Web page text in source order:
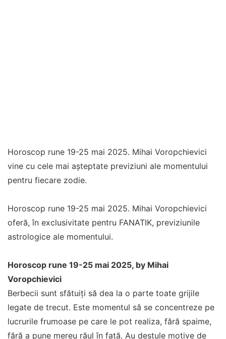
Horoscop rune 19-25 mai 2025. Mihai Voropchievici
vine cu cele mai așteptate previziuni ale momentului
pentru fiecare zodie.
Horoscop rune 19-25 mai 2025. Mihai Voropchievici
oferă, în exclusivitate pentru FANATIK, previziunile
astrologice ale momentului.
Horoscop rune 19-25 mai 2025, by Mihai
Voropchievici
Berbecii sunt sfătuiți să dea la o parte toate grijile
legate de trecut. Este momentul să se concentreze pe
lucrurile frumoase pe care le pot realiza, fără spaime,
fără a pune mereu răul în față. Au destule motive de